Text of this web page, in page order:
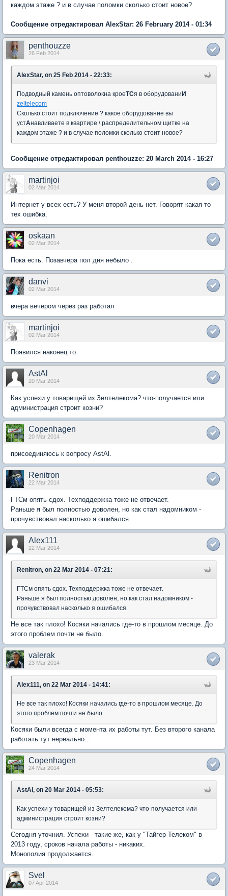
каждом этаже ? и в случае поломки сколько стоит новое?
Сообщение отредактировал AlexStar: 26 February 2014 - 01:34
penthouzze
26 Feb 2014
AlexStar, on 25 Feb 2014 - 22:33:
Подводный камень оптоволокна кроеTCя в оборудованиИ
zeltelecom
Сколько стоит подключение ? какое оборудование вы
устAнавливаете в квартире \ распределительном щитке на
каждом этаже ? и в случае поломки сколько стоит новое?
Сообщение отредактировал penthouzze: 20 March 2014 - 16:27
martinjoi
02 Mar 2014
Интернет у всех есть? У меня второй день нет. Говорят какая то
тех ошибка.
oskaan
02 Mar 2014
Пока есть. Позавчера пол дня небыло .
danvi
02 Mar 2014
вчера вечером через раз работал
martinjoi
02 Mar 2014
Появился наконец то.
AstAl
20 Mar 2014
Как успехи у товарищей из Зелтелекома? что-получается или
администрация строит козни?
Copenhagen
20 Mar 2014
присоединяюсь к вопросу AstAl.
Renitron
22 Mar 2014
ГТСм опять сдох. Техподдержка тоже не отвечает.
Раньше я был полностью доволен, но как стал надомником -
прочувствовал насколько я ошибался.
Alex111
22 Mar 2014
Renitron, on 22 Mar 2014 - 07:21:
ГТСм опять сдох. Техподдержка тоже не отвечает.
Раньше я был полностью доволен, но как стал надомником -
прочувствовал насколько я ошибался.
Не все так плохо! Косяки начались где-то в прошлом месяце. До
этого проблем почти не было.
valerak
23 Mar 2014
Alex111, on 22 Mar 2014 - 14:41:
Не все так плохо! Косяки начались где-то в прошлом месяце. До
этого проблем почти не было.
Косяки были всегда с момента их работы тут. Без второго канала
работать тут нереально...
Copenhagen
24 Mar 2014
AstAl, on 20 Mar 2014 - 05:53:
Как успехи у товарищей из Зелтелекома? что-получается или
администрация строит козни?
Сегодня уточнил. Успехи - такие же, как у "Тайгер-Телеком" в
2013 году, сроков начала работы - никаких.
Монополия продолжается.
Svel
07 Apr 2014